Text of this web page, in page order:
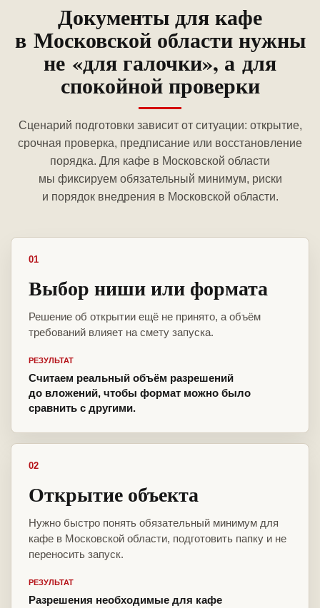
Документы для кафе
в Московской области нужны
не «для галочки», а для
спокойной проверки
Сценарий подготовки зависит от ситуации: открытие,
срочная проверка, предписание или восстановление
порядка. Для кафе в Московской области
мы фиксируем обязательный минимум, риски
и порядок внедрения в Московской области.
01
Выбор ниши или формата
Решение об открытии ещё не принято, а объём
требований влияет на смету запуска.
РЕЗУЛЬТАТ
Считаем реальный объём разрешений
до вложений, чтобы формат можно было
сравнить с другими.
02
Открытие объекта
Нужно быстро понять обязательный минимум для
кафе в Московской области, подготовить папку и не
переносить запуск.
РЕЗУЛЬТАТ
Разрешения необходимые для кафе